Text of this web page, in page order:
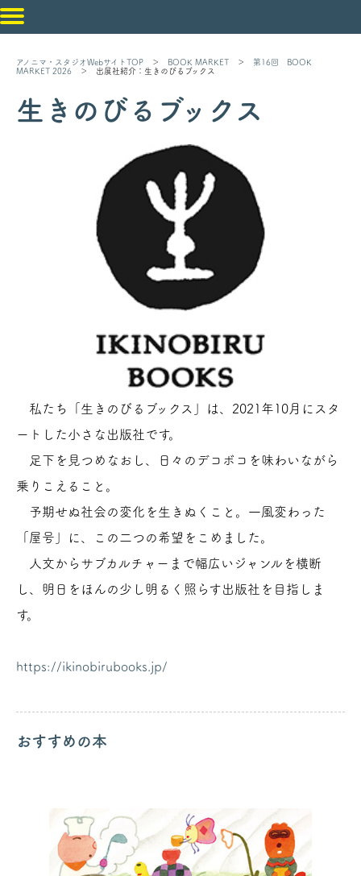
アノニマ・スタジオWebサイトTOP ＞ BOOK MARKET ＞ 第16回 BOOK
MARKET 2026 ＞ 出展社紹介：生きのびるブックス
生きのびるブックス
私たち「生きのびるブックス」は、2021年10月にスタ
ートした小さな出版社です。
足下を見つめなおし、日々のデコボコを味わいながら
乗りこえること。
予期せぬ社会の変化を生きぬくこと。一風変わった
「屋号」に、この二つの希望をこめました。
人文からサブカルチャーまで幅広いジャンルを横断
し、明日をほんの少し明るく照らす出版社を目指しま
す。
https://ikinobirubooks.jp/
おすすめの本